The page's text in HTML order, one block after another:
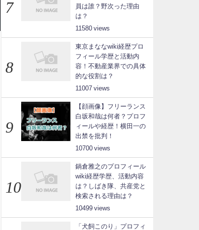
員は誰？野次った理由
は？
11580
東京まななwiki経歴プロ
フィール学歴と活動内
容！不動産業界での具体
的な役割は？
11007
【顔画像】フリーランス
白坂和哉は何者？プロフ
ィールや経歴！横田一の
出禁を批判！
10700
鍋倉雅之のプロフィール
wiki経歴学歴、活動内容
は？しばき隊、共産党と
検索される理由は？
10499
「犬飼このり」プロフィ